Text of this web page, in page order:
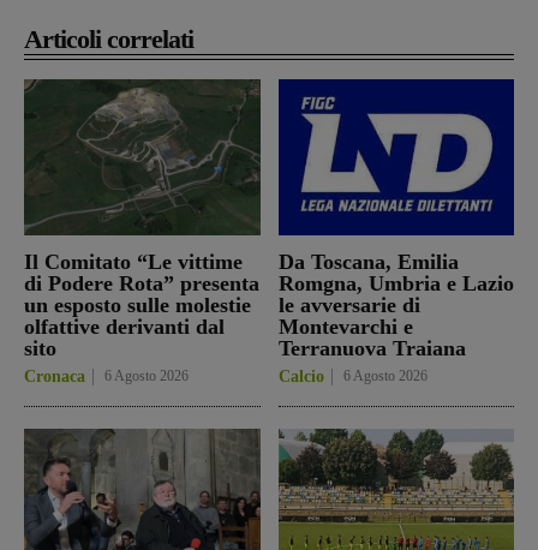
Articoli correlati
Il Comitato “Le vittime
di Podere Rota” presenta
un esposto sulle molestie
olfattive derivanti dal
sito
Cronaca 6 Agosto 2026
Da Toscana, Emilia
Romgna, Umbria e Lazio
le avversarie di
Montevarchi e
Terranuova Traiana
Calcio 6 Agosto 2026